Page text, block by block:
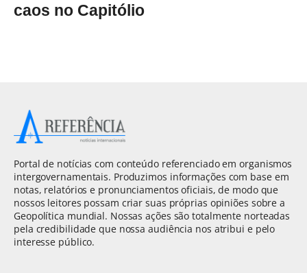
caos no Capitólio
Portal de notícias com conteúdo referenciado em organismos
intergovernamentais. Produzimos informações com base em
notas, relatórios e pronunciamentos oficiais, de modo que
nossos leitores possam criar suas próprias opiniões sobre a
Geopolítica mundial. Nossas ações são totalmente norteadas
pela credibilidade que nossa audiência nos atribui e pelo
interesse público.